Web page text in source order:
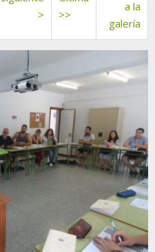
>
>>
a la
galería